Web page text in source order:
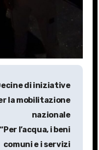
di iniziative
la mobilitazione
nazionale
“Per l’acqua, i beni
comuni e i servizi